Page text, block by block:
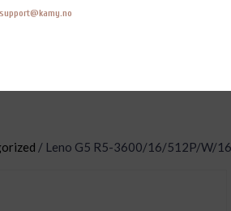
support@kamy.no
/ Leno G5 R5-3600/16/512P/W/